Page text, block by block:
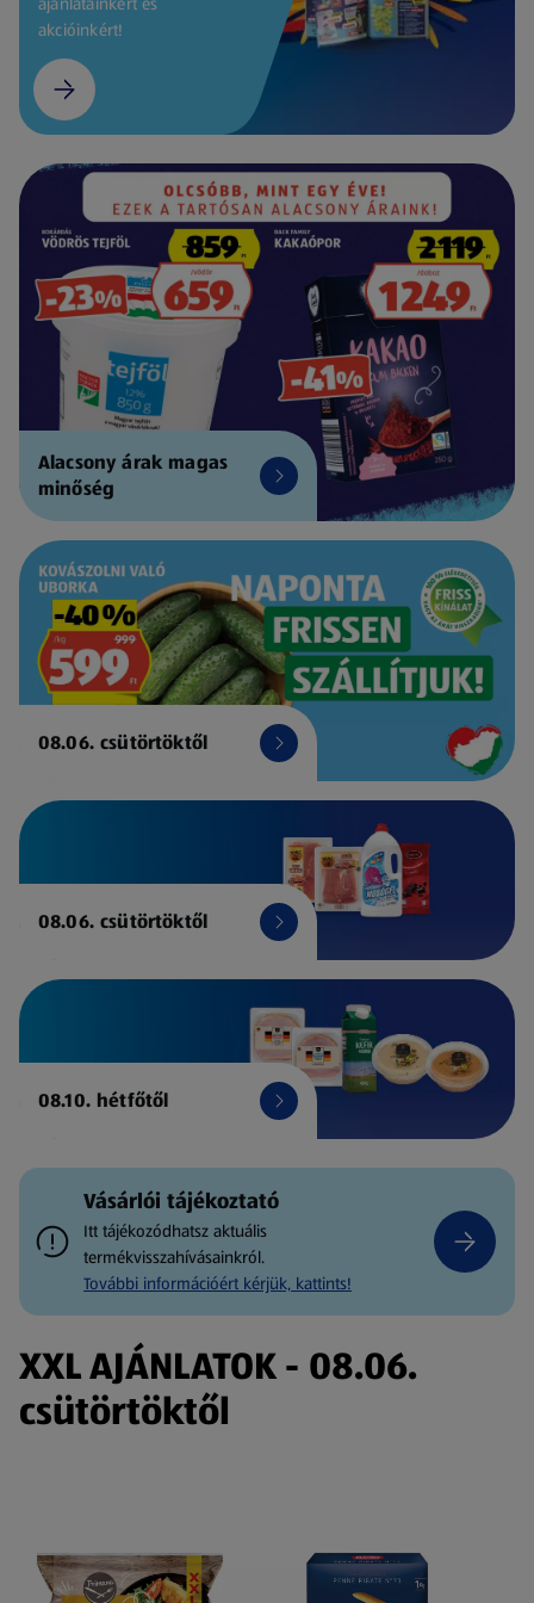
akcióinkért!
Alacsony árak magas
minőség
08.06. csütörtöktől
08.06. csütörtöktől
08.10. hétfőtől
Vásárlói tájékoztató
Itt tájékozódhatsz aktuális
termékvisszahívásainkról.
További információért kérjük, kattints!
XXL AJÁNLATOK - 08.06.
csütörtöktől